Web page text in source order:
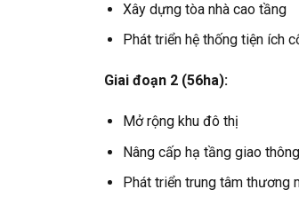
Xây dựng tòa nhà cao tầng
Phát triển hệ thống tiện ích
Giai đoạn 2 (56ha):
Mở rộng khu đô thị
Nâng cấp hạ tầng giao thông
Phát triển trung tâm thương